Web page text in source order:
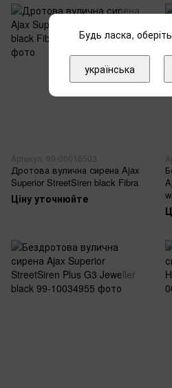
Артикул: 99-00016503
Дротова вулична сирена Ajax
Superior StreetSiren black Fibra
Ціну уточнюйте
Будь ласка,
українська